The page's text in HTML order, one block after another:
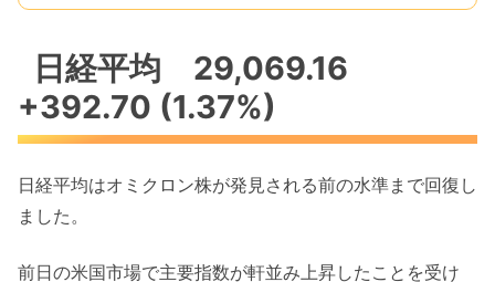
日経平均 29,069.16
+392.70 (1.37%)
日経平均はオミクロン株が発見される前の水準まで回復し
ました。
前日の米国市場で主要指数が軒並み上昇したことを受け